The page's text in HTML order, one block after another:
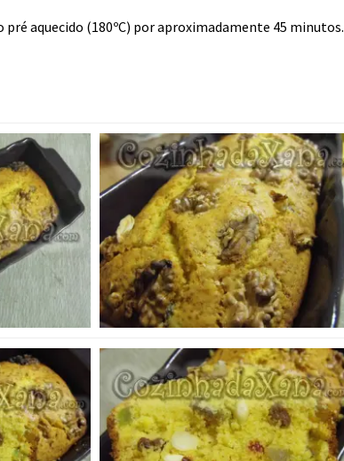
aquecido (180ºC) por aproximadamente 45 minutos.